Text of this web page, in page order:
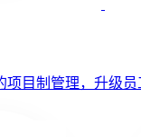
项目制管理，升级